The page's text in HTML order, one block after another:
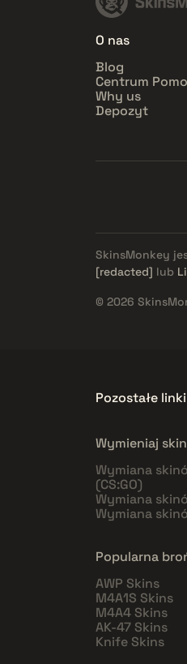
O nas
Blog
Centrum
Why us
Depozyt
SkinsMonkey
[redacted] lub
© 2026
Pozostałe linki
Wymieniaj
Wymiana
(CS:GO)
Wymiana
Wymiana
Popularna
AWP Skins
M4A1S Skins
M4A4 Skins
AK-47 Skins
Knife Skins